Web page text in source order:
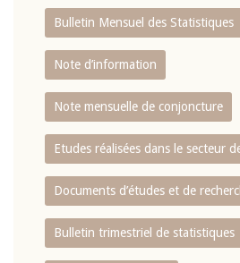
Bulletin Mensuel des Statistiques
Note d’information
Note mensuelle de conjoncture
Etudes réalisées dans le secteur
Documents d’études et de
Bulletin trimestriel de statistiques